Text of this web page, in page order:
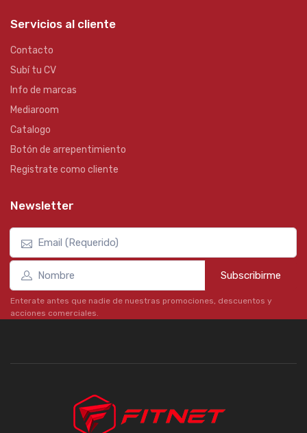
Servicios al cliente
Contacto
Subí tu CV
Info de marcas
Mediaroom
Catalogo
Botón de arrepentimiento
Registrate como cliente
Newsletter
Subscribirme
Enterate antes que nadie de nuestras promociones, descuentos y
acciones comerciales.